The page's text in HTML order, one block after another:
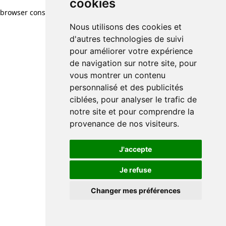
cookies
Nous utilisons des cookies et
d'autres technologies de suivi
pour améliorer votre expérience
de navigation sur notre site, pour
vous montrer un contenu
personnalisé et des publicités
ciblées, pour analyser le trafic de
notre site et pour comprendre la
provenance de nos visiteurs.
J'accepte
Je refuse
Changer mes préférences
browser console for more information)